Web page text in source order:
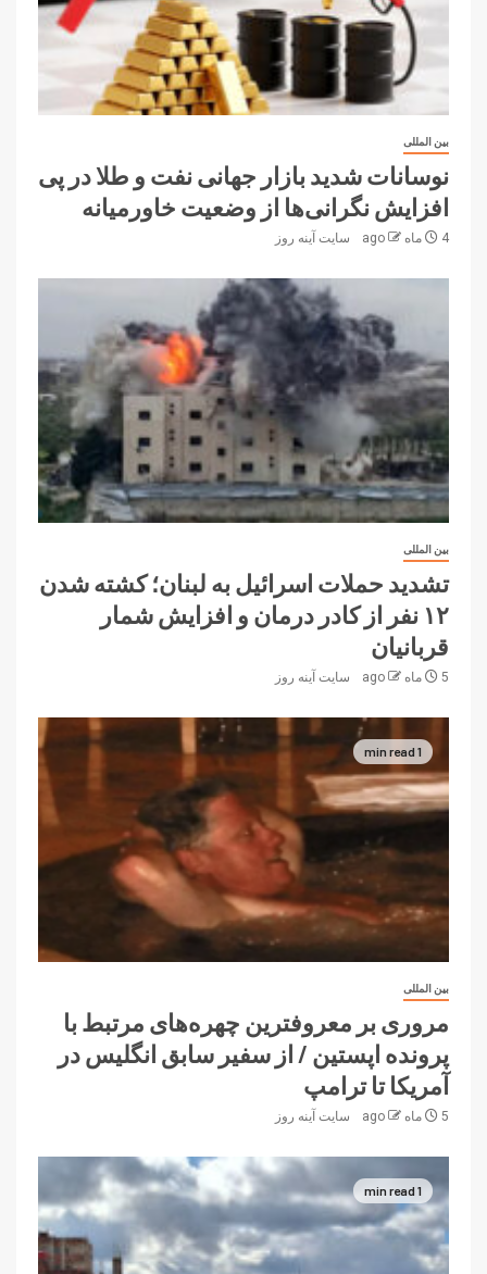
بین المللی
نوسانات شدید بازار جهانی نفت و طلا در پی
افزایش نگرانی‌ها از وضعیت خاورمیانه
4 ماه ago سایت آینه‌ روز
بین المللی
تشدید حملات اسرائیل به لبنان؛ کشته شدن
۱۲ نفر از کادر درمان و افزایش شمار
قربانیان
5 ماه ago سایت آینه‌ روز
1 min read
بین المللی
مروری بر معروفترین چهره‌های مرتبط با
پرونده اپستین / از سفیر سابق انگلیس در
آمریکا تا ترامپ
5 ماه ago سایت آینه‌ روز
1 min read